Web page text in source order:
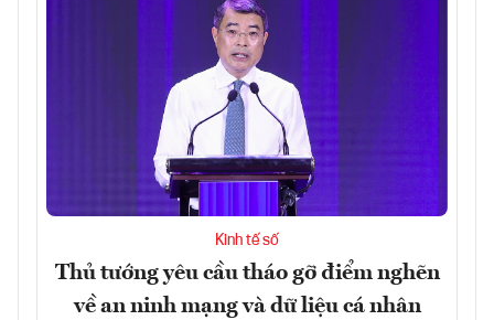
Kinh tế số
Thủ tướng yêu cầu tháo gỡ điểm nghẽn
về an ninh mạng và dữ liệu cá nhân